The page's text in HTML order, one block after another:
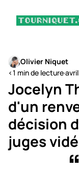
Olivier Niquet
<1 min de lecture·
Jocelyn
d'un
décision
juges